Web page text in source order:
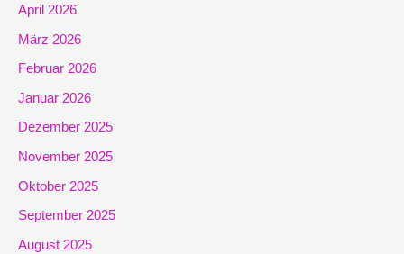
April 2026
März 2026
Februar 2026
Januar 2026
Dezember 2025
November 2025
Oktober 2025
September 2025
August 2025